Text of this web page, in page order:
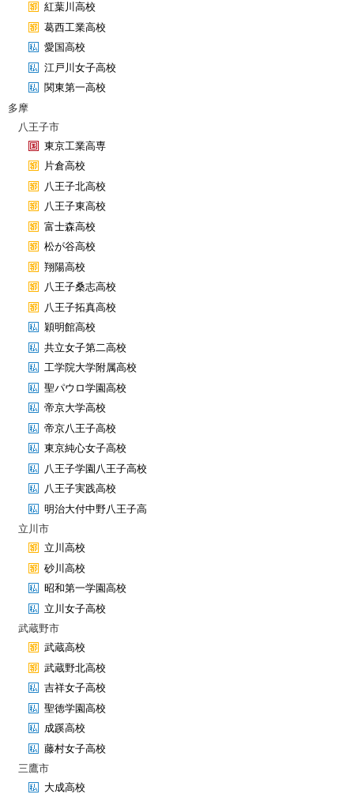
紅葉川高校
葛西工業高校
愛国高校
江戸川女子高校
関東第一高校
多摩
八王子市
東京工業高専
片倉高校
八王子北高校
八王子東高校
富士森高校
松が谷高校
翔陽高校
八王子桑志高校
八王子拓真高校
穎明館高校
共立女子第二高校
工学院大学附属高校
聖パウロ学園高校
帝京大学高校
帝京八王子高校
東京純心女子高校
八王子学園八王子高校
八王子実践高校
明治大付中野八王子高
立川市
立川高校
砂川高校
昭和第一学園高校
立川女子高校
武蔵野市
武蔵高校
武蔵野北高校
吉祥女子高校
聖徳学園高校
成蹊高校
藤村女子高校
三鷹市
大成高校